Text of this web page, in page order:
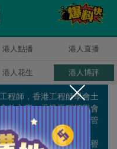
港人點播 港人直播
港人花生 港人博評
程師，香港工程師學會土
前主席、香港工程師學會
員會前主席、工程師註冊管
、香港工程師學會前理
程師學會香港分部前榮譽